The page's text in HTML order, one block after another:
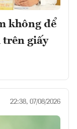
không để
trên giấy
22:38, 07/08/2026